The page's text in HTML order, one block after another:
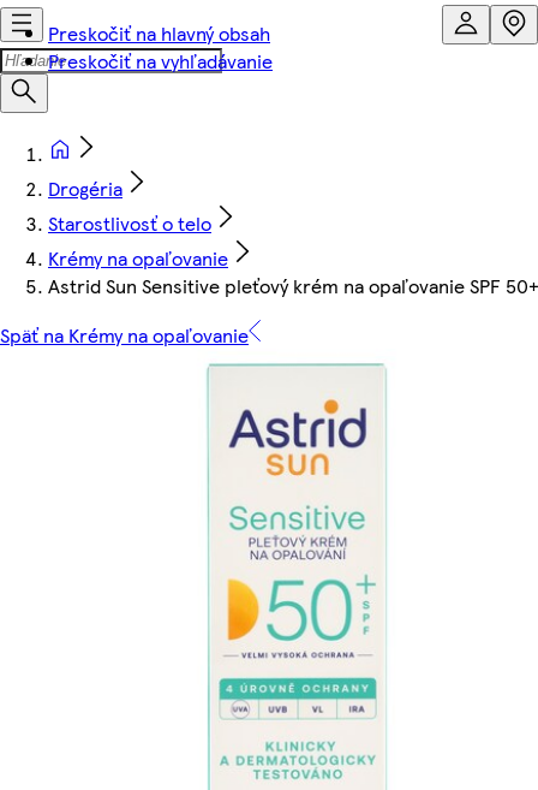
Preskočiť na hlavný obsah
Preskočiť na vyhľadávanie
Drogéria
Starostlivosť o telo
Krémy na opaľovanie
Astrid Sun Sensitive pleťový krém na opaľovanie SPF
Späť na Krémy na opaľovanie